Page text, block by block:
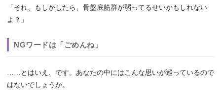
「それ、もしかしたら、骨盤底筋群が弱ってるせいかもしれない
よ？」
NGワードは「ごめんね」
……とはいえ、です。あなたの中にはこんな思いが巡っているので
はないでしょうか。